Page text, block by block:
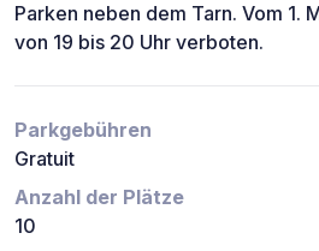
Parken neben dem Tarn. Vom 1.
von 19 bis 20 Uhr verboten.
Parkgebühren
Gratuit
Anzahl der Plätze
10